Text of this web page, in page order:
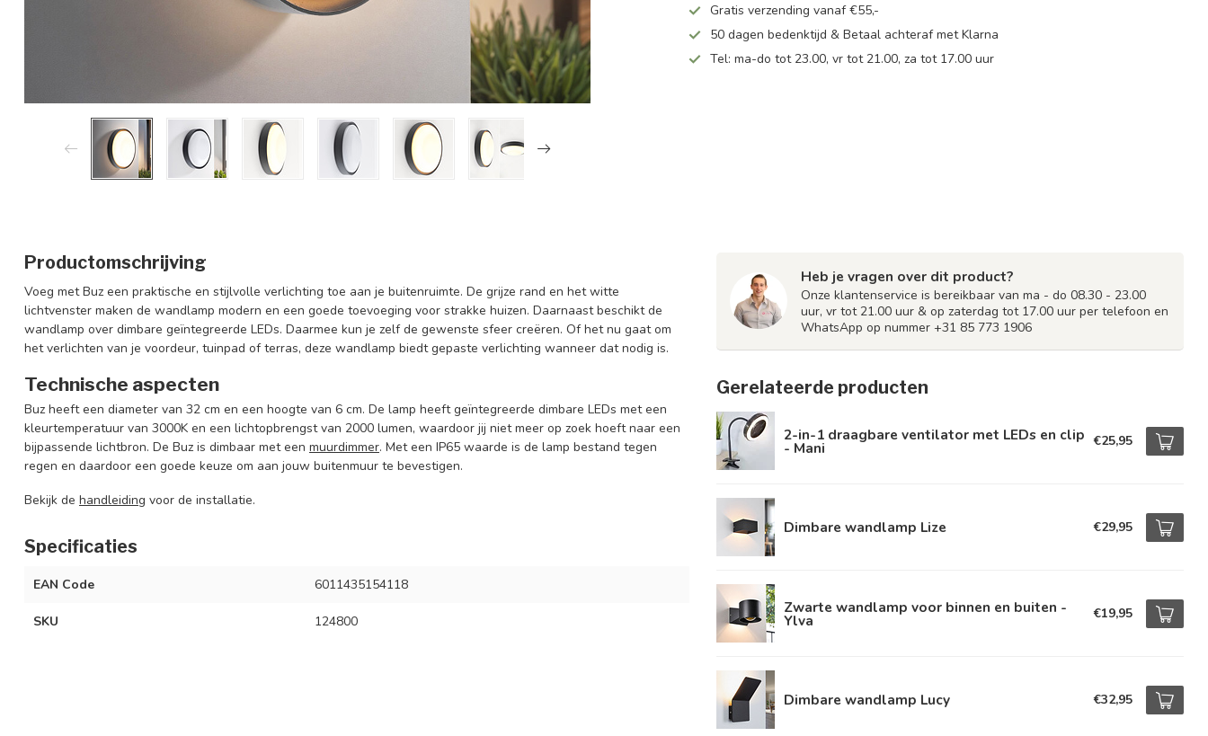
Gratis verzending vanaf €55,-
50 dagen bedenktijd & Betaal achteraf met Klarna
Tel: ma-do tot 23.00, vr tot 21.00, za tot 17.00 uur
Productomschrijving
Voeg met Buz een praktische en stijlvolle verlichting toe aan je buitenruimte. De grijze rand en het witte
lichtvenster maken de wandlamp modern en een goede toevoeging voor strakke huizen. Daarnaast beschikt de
wandlamp over dimbare geïntegreerde LEDs. Daarmee kun je zelf de gewenste sfeer creëren. Of het nu gaat om
het verlichten van je voordeur, tuinpad of terras, deze wandlamp biedt gepaste verlichting wanneer dat nodig is.
Technische aspecten
Buz heeft een diameter van 32 cm en een hoogte van 6 cm. De lamp heeft geïntegreerde dimbare LEDs met een
kleurtemperatuur van 3000K en een lichtopbrengst van 2000 lumen, waardoor jij niet meer op zoek hoeft naar een
bijpassende lichtbron. De Buz is dimbaar met een muurdimmer. Met een IP65 waarde is de lamp bestand tegen
regen en daardoor een goede keuze om aan jouw buitenmuur te bevestigen.
Bekijk de handleiding voor de installatie.
Specificaties
EAN Code 6011435154118
SKU 124800
Heb je vragen over dit product?
Onze klantenservice is bereikbaar van ma - do 08.30 - 23.00
uur, vr tot 21.00 uur & op zaterdag tot 17.00 uur per telefoon en
WhatsApp op nummer +31 85 773 1906
Gerelateerde producten
2-in-1 draagbare ventilator met LEDs en clip
- Mani €25,95
Dimbare wandlamp Lize €29,95
Zwarte wandlamp voor binnen en buiten -
Ylva €19,95
Dimbare wandlamp Lucy €32,95